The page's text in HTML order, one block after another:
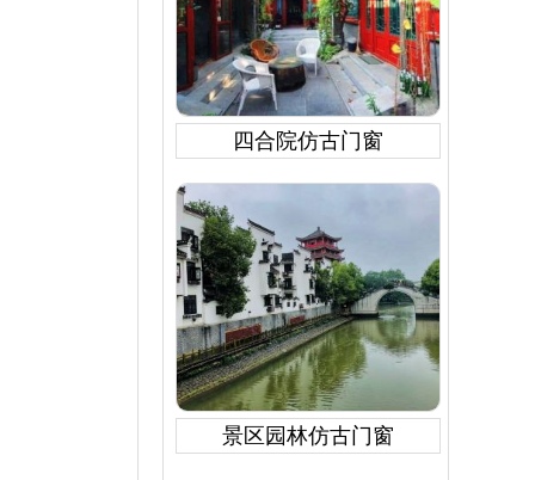
四合院仿古门窗
景区园林仿古门窗